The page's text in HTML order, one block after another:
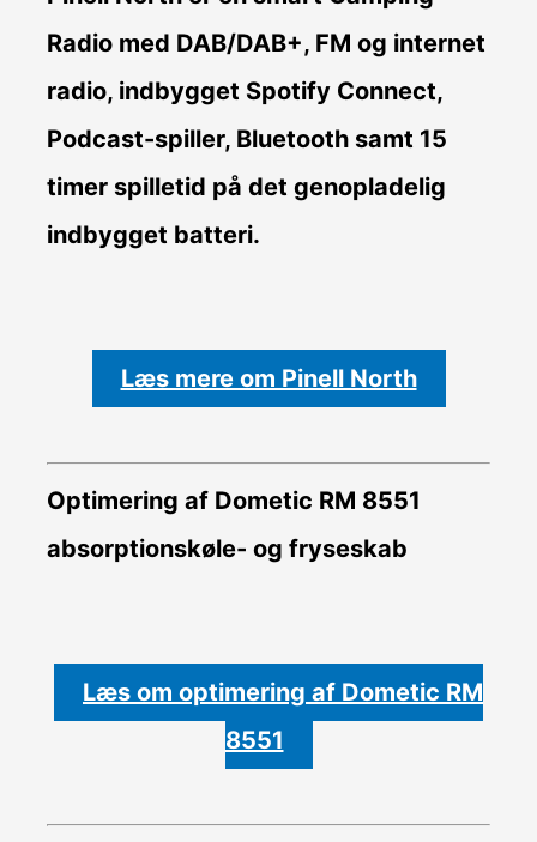
Radio med DAB/DAB+, FM og internet
radio, indbygget Spotify Connect,
Podcast-spiller, Bluetooth samt 15
timer spilletid på det genopladelig
indbygget batteri.
Læs mere om Pinell North
Optimering af Dometic RM 8551
absorptionskøle- og fryseskab
Læs om optimering af Dometic RM
8551